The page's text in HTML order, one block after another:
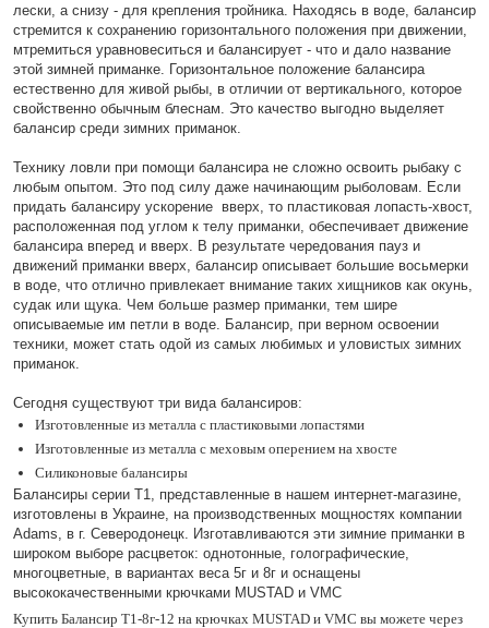
лески, а снизу - для крепления тройника. Находясь в воде, балансир
стремится к сохранению горизонтального положения при движении,
мтремиться уравновеситься и балансирует - что и дало название
этой зимней приманке. Горизонтальное положение балансира
естественно для живой рыбы, в отличии от вертикального, которое
свойственно обычным блеснам. Это качество выгодно выделяет
балансир среди зимних приманок.
Технику ловли при помощи балансира не сложно освоить рыбаку с
любым опытом. Это под силу даже начинающим рыболовам. Если
придать балансиру ускорение вверх, то пластиковая лопасть-хвост,
расположенная под углом к телу приманки, обеспечивает движение
балансира вперед и вверх. В результате чередования пауз и
движений приманки вверх, балансир описывает большие восьмерки
в воде, что отлично привлекает внимание таких хищников как окунь,
судак или щука. Чем больше размер приманки, тем шире
описываемые им петли в воде. Балансир, при верном освоении
техники, может стать одой из самых любимых и уловистых зимних
приманок.
Сегодня существуют три вида балансиров:
Изготовленные из металла с пластиковыми лопастями
Изготовленные из металла с меховым оперением на хвосте
Силиконовые балансиры
Балансиры серии Т1, представленные в нашем интернет-магазине,
изготовлены в Украине, на производственных мощностях компании
Adams, в г. Северодонецк. Изготавливаются эти зимние приманки в
широком выборе расцветок: однотонные, голографические,
многоцветные, в вариантах веса 5г и 8г и оснащены
высококачественными крючками MUSTAD и VMC
Купить Балансир Т1-8г-12 на крючках MUSTAD и VMC вы можете через